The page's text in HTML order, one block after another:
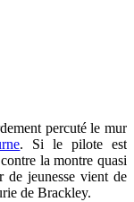
percuté le mur
. Si le pilote est
la montre quasi
de jeunesse vient de
de Brackley.